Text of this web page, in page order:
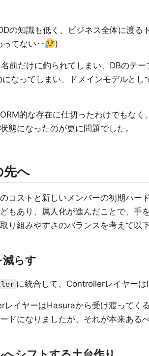
の知識も低く、ビジネス全体に渡る
てない･･
)
名前だけに釣られてしまい、DBのテ
なってしまい、ドメインモデルとし
的な存在に仕切ったわけでもな
態になったのが更に問題でした。
先へ
コストと新しいメンバーの初期ハー
もあり、属人化が進んだことで、手
り組みやすさのバランスを考えて以
減らす
に統合して、Controllerレイヤー
レイヤーはHasuraから受け渡ってく
ドになりましたが、それが本来ある